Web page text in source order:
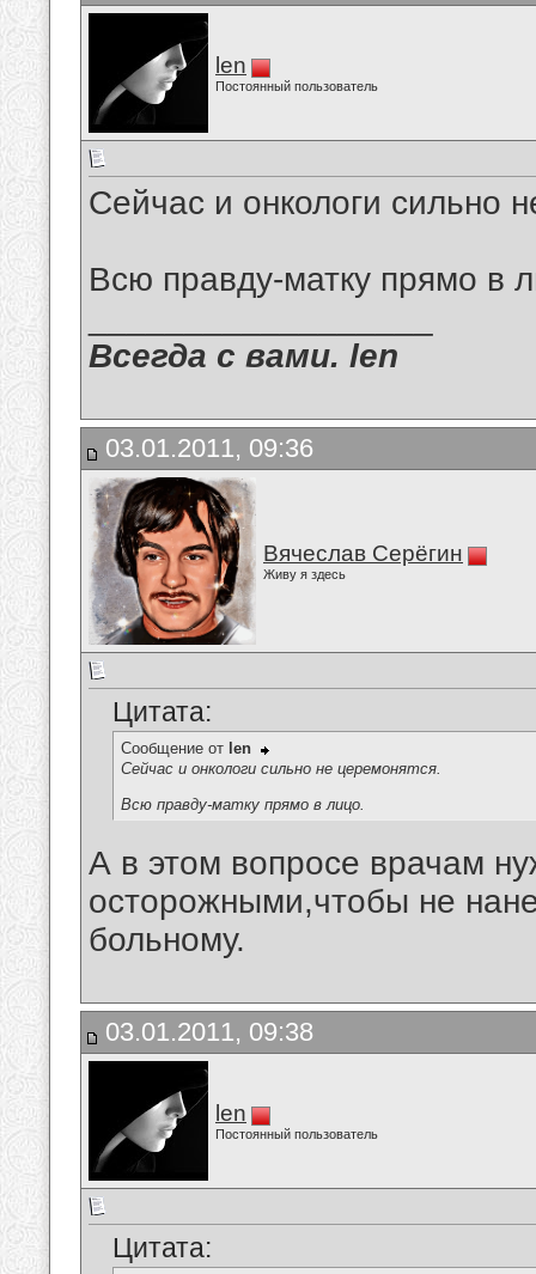
len
Постоянный пользователь
Сейчас и онкологи сильно
Всю правду-матку прямо в
Всегда с вами. len
03.01.2011, 09:36
Вячеслав Серёгин
Живу я здесь
Цитата:
Сообщение от len
Сейчас и онкологи сильно не церемонятся.
Всю правду-матку прямо в лицо.
А в этом вопросе врачам
осторожными,чтобы не
больному.
03.01.2011, 09:38
len
Постоянный пользователь
Цитата: